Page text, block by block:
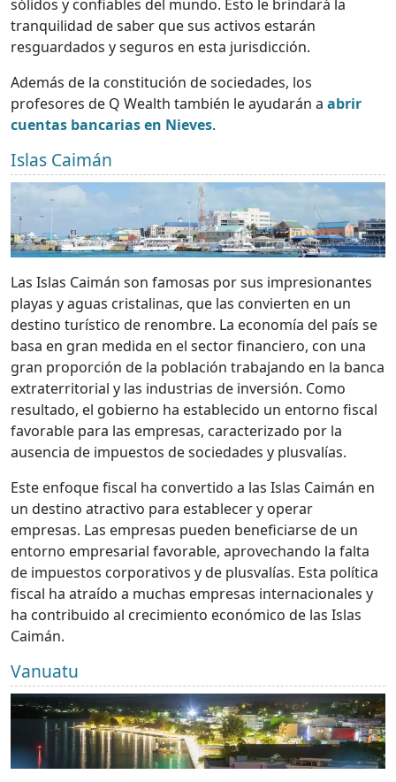
sólidos y confiables del mundo. Esto le brindará la
tranquilidad de saber que sus activos estarán
resguardados y seguros en esta jurisdicción.
Además de la constitución de sociedades, los
profesores de Q Wealth también le ayudarán a abrir
cuentas bancarias en Nieves.
Islas Caimán
Las Islas Caimán son famosas por sus impresionantes
playas y aguas cristalinas, que las convierten en un
destino turístico de renombre. La economía del país se
basa en gran medida en el sector financiero, con una
gran proporción de la población trabajando en la banca
extraterritorial y las industrias de inversión. Como
resultado, el gobierno ha establecido un entorno fiscal
favorable para las empresas, caracterizado por la
ausencia de impuestos de sociedades y plusvalías.
Este enfoque fiscal ha convertido a las Islas Caimán en
un destino atractivo para establecer y operar
empresas. Las empresas pueden beneficiarse de un
entorno empresarial favorable, aprovechando la falta
de impuestos corporativos y de plusvalías. Esta política
fiscal ha atraído a muchas empresas internacionales y
ha contribuido al crecimiento económico de las Islas
Caimán.
Vanuatu